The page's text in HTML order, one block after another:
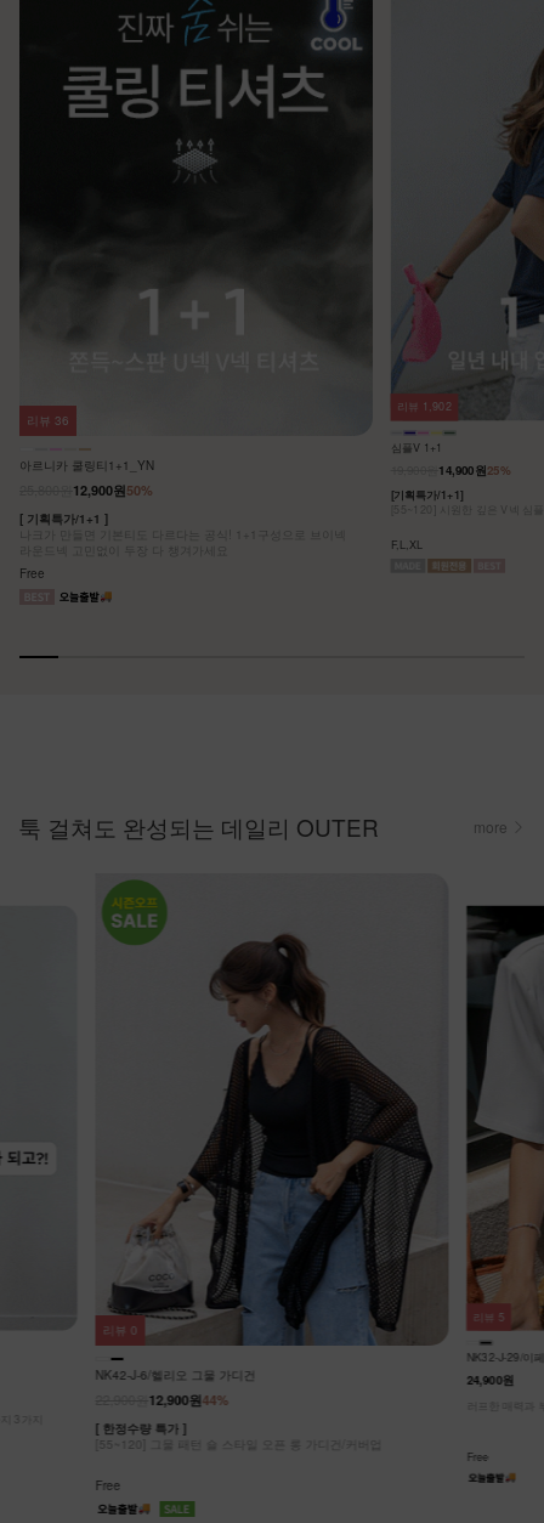
아르니카 쿨링티1+1_YN
50%
12,900원
[ 기획특가/1+1 ]
나크가 만들면 기본티도 다르다는 공식! 1+1구성으로 브이넥
라운드넥 고민없이 두장 다 챙겨가세요
Free
리뷰 36
심플V 1+1
25%
14,900원
[기획특가/1+1]
[55~120] 시원한 깊은 V넥 심
F,L,XL
리뷰 1,902
툭 걸쳐도 완성되는 데일리 OUTER more
3가지
NK42-J-6/헬리오 그물 가디건
44%
12,900원
[ 한정수량 특가 ]
[55~120] 그물 패턴 숄 스타일 오픈 롱 가디건/커버업
Free
리뷰 0
NK32-J-29/이
24,900원
Free
리뷰 5